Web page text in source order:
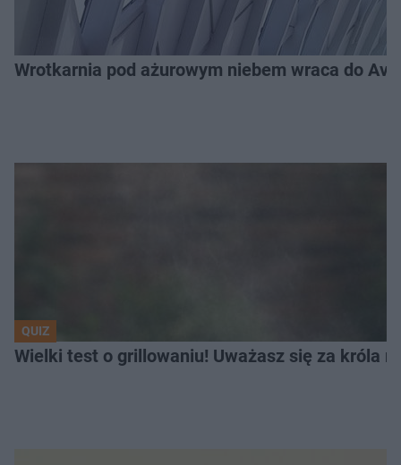
Wrotkarnia pod ażurowym niebem wraca do
QUIZ
Wielki test o grillowaniu! Uważasz się za króla